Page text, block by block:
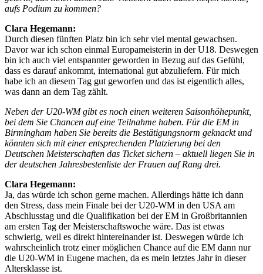
aufs Podium zu kommen?
Clara Hegemann:
Durch diesen fünften Platz bin ich sehr viel mental gewachsen.
Davor war ich schon einmal Europameisterin in der U18. Deswegen
bin ich auch viel entspannter geworden in Bezug auf das Gefühl,
dass es darauf ankommt, international gut abzuliefern. Für mich
habe ich an diesem Tag gut geworfen und das ist eigentlich alles,
was dann an dem Tag zählt.
Neben der U20-WM gibt es noch einen weiteren Saisonhöhepunkt,
bei dem Sie Chancen auf eine Teilnahme haben. Für die EM in
Birmingham haben Sie bereits die Bestätigungsnorm geknackt und
könnten sich mit einer entsprechenden Platzierung bei den
Deutschen Meisterschaften das Ticket sichern – aktuell liegen Sie in
der deutschen Jahresbestenliste der Frauen auf Rang drei.
Clara Hegemann:
Ja, das würde ich schon gerne machen. Allerdings hätte ich dann
den Stress, dass mein Finale bei der U20-WM in den USA am
Abschlusstag und die Qualifikation bei der EM in Großbritannien
am ersten Tag der Meisterschaftswoche wäre. Das ist etwas
schwierig, weil es direkt hintereinander ist. Deswegen würde ich
wahrscheinlich trotz einer möglichen Chance auf die EM dann nur
die U20-WM in Eugene machen, da es mein letztes Jahr in dieser
Altersklasse ist.